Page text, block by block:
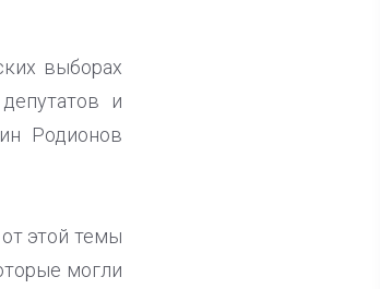
выборах
и
Родионов
этой темы
могли